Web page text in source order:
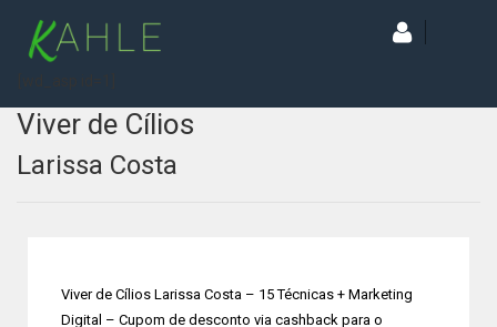
Viver de Cílios
Larissa Costa
Viver de Cílios Larissa Costa – 15 Técnicas + Marketing
Digital – Cupom de desconto via cashback para o